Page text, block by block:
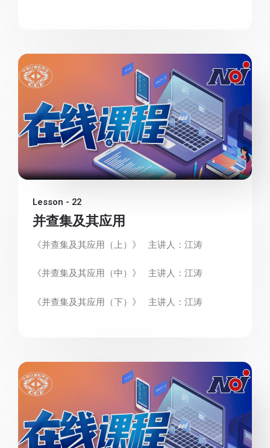
Lesson - 22
并查集及其应用
《并查集及其应用（上）》 主讲人：江涛
《并查集及其应用（中）》 主讲人：江涛
《并查集及其应用（下）》 主讲人：江涛